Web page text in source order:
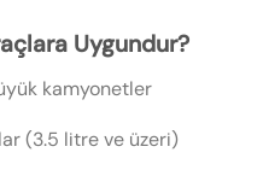
Uygundur?
kamyonetler
(3.5 litre ve üzeri)